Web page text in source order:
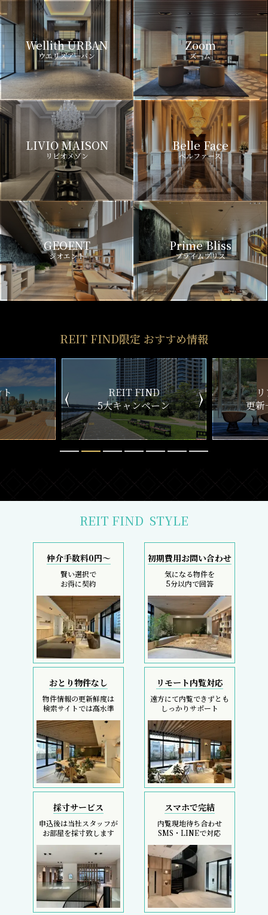
Wellith URBAN
ウエリスアーバン
Zoom
ズーム
LIVIO MAISON
リビオメゾン
Belle Face
ベルファース
GEOENT
ジオエント
Prime Bliss
プライムブリス
REIT FIND限定 おすすめ情報
ン
リアルタイム
更新一覧チェック
新
REIT FIND STYLE
仲介手数料0円～
賢い選択で
お得に契約
初期費用お問い合わせ
気になる物件を
5分以内で回答
おとり物件なし
物件情報の更新鮮度は
検索サイトでは高水準
リモート内覧対応
遠方にて内覧できずとも
しっかりサポート
採寸サービス
申込後は当社スタッフが
お部屋を採寸致します
スマホで完結
内覧現地待ち合わせ
SMS・LINEで対応